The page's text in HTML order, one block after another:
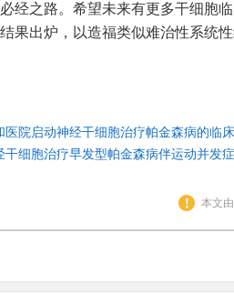
经之路。希望未来有更多干细胞
果出炉，以造福类似难治性系统
医院启动神经干细胞治疗帕金森病的临
干细胞治疗早发型帕金森病伴运动并发
本文